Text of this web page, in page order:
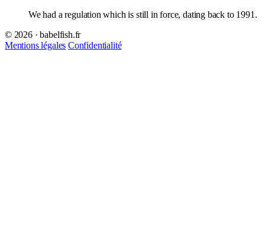
We had a regulation which is still in force, dating back to 1991.
© 2026 · babelfish.fr
Mentions légales Confidentialité